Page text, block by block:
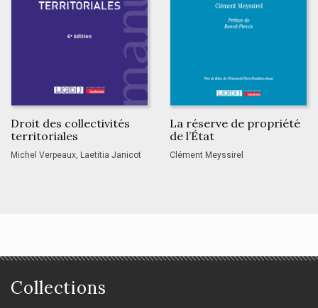
Droit des collectivités
territoriales
Michel Verpeaux, Laetitia Janicot
La réserve de propriété
de l’État
Clément Meyssirel
Collections